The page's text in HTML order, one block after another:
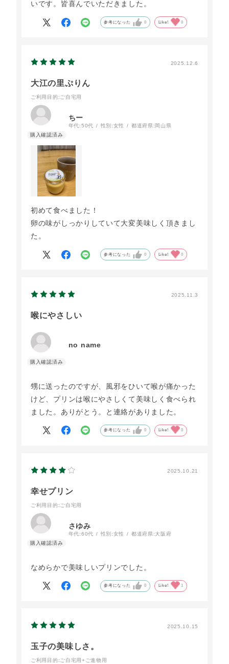
いです。皆喜んでいただきました。
参考になった 0 Like! 0
2025.12.6
大江の里ぷりん
ご利用目的 :ご自宅用
ちー
年代:50代 性別:女性 都道府県: 岡山県
初めて食べました！
卵の味がしっかりしていて大変美味しく頂きまし
た。
参考になった 0 Like! 0
2025.11.3
喉にやさしい
no name
甥に送ったのですが、風邪をひいて喉が痛かった
けど、プリンは喉にやさしくて美味しく食べられ
ました。ありがとう。と連絡がありました。
参考になった 0 Like! 0
2025.10.21
幸せプリン
ご利用目的 :ご自宅用
さゆみ
年代:60代 性別:女性 都道府県:大阪府
なめらかで美味しいプリンでした。
参考になった 0 Like! 1
2025.10.15
玉子の美味しさ。
ご利用目的 :ご自宅用+ご進物用